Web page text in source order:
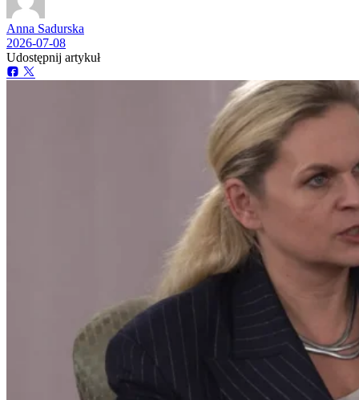
Anna Sadurska
2026-07-08
Udostępnij artykuł